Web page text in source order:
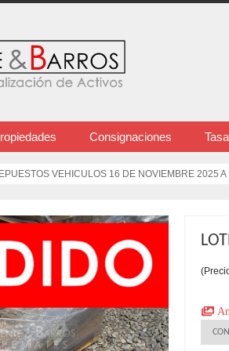
Consignaciones
VEHICULOS 16 DE NOVIEMBRE 2025